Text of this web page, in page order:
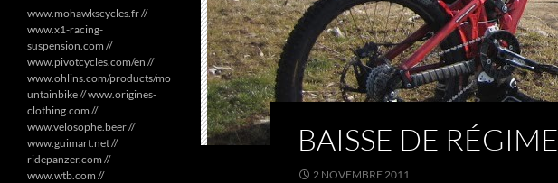
BAISSE DE RÉGIME
2 NOVEMBRE 2011
www.mohawkscycles.fr //
www.x1-racing-
suspension.com //
www.pivotcycles.com/en //
www.ohlins.com/products/mo
untainbike // www.origines-
clothing.com //
www.velosophe.beer //
www.guimart.net //
ridepanzer.com //
www.wtb.com //